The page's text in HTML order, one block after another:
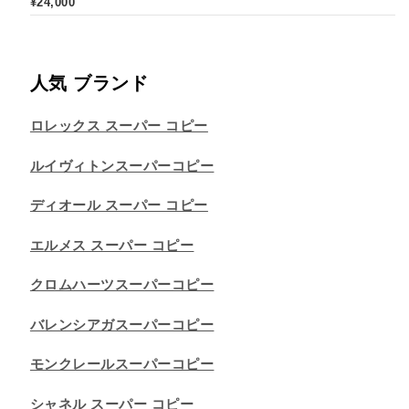
人気 ブランド
ロレックス スーパー コピー
ルイヴィトンスーパーコピー
ディオール スーパー コピー
エルメス スーパー コピー
クロムハーツスーパーコピー
バレンシアガスーパーコピー
モンクレールスーパーコピー
シャネル スーパー コピー